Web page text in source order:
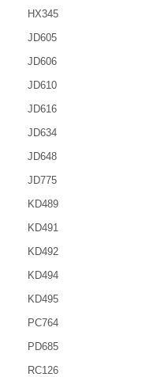
HX345
JD605
JD606
JD610
JD616
JD634
JD648
JD775
KD489
KD491
KD492
KD494
KD495
PC764
PD685
RC126